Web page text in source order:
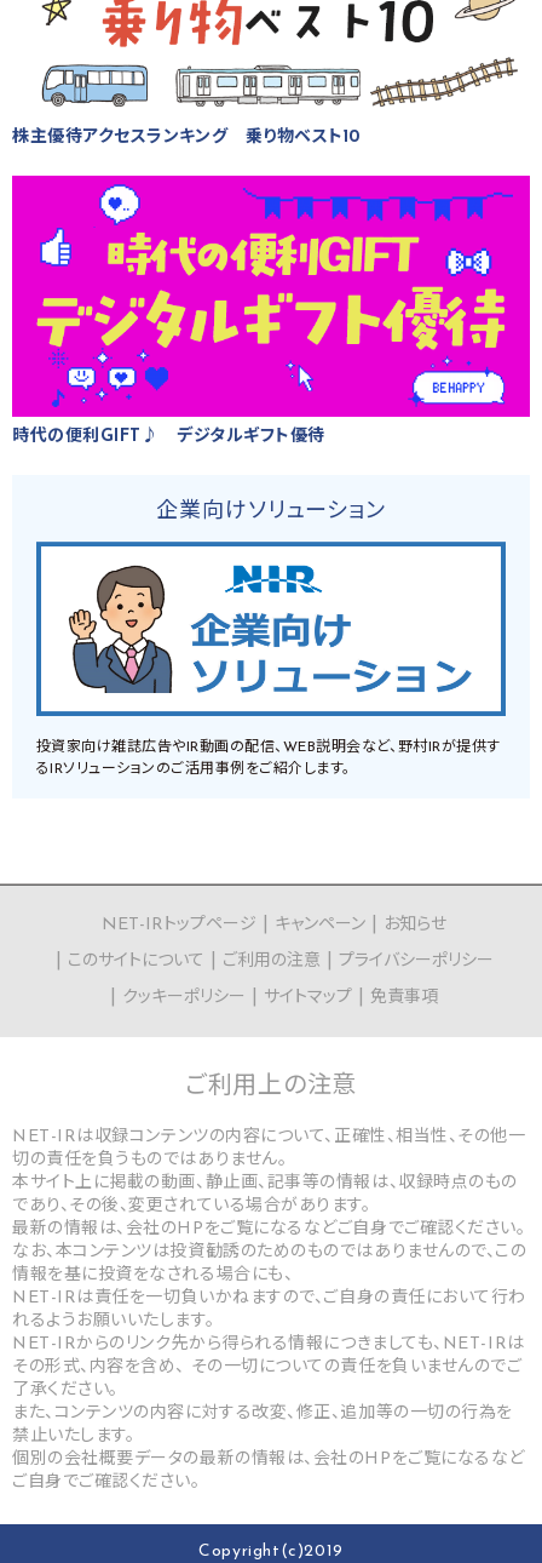
株主優待アクセスランキング 乗り物ベスト10
時代の便利GIFT♪ デジタルギフト優待
企業向けソリューション
投資家向け雑誌広告やIR動画の配信、WEB説明会など、野村IRが提供す
るIRソリューションのご活用事例をご紹介します。
NET-IRトップページ キャンペーン
お知らせ
このサイトについて
ご利用の注意
プライバシーポリシー
クッキーポリシー
サイトマップ 免責事項
ご利用上の注意
NET-IRは収録コンテンツの内容について、正確性、相当性、その他一
切の責任を負うものではありません。
本サイト上に掲載の動画、静止画、記事等の情報は、収録時点のもの
であり、その後、変更されている場合があります。
最新の情報は、会社のHPをご覧になるなどご自身でご確認ください。
なお、本コンテンツは投資勧誘のためのものではありませんので、この
情報を基に投資をなされる場合にも、
NET-IRは責任を一切負いかねますので、ご自身の責任において行わ
れるようお願いいたします。
NET-IRからのリンク先から得られる情報につきましても、NET-IRは
その形式、内容を含め、 その一切についての責任を負いませんのでご
了承ください。
また、コンテンツの内容に対する改変、修正、追加等の一切の行為を
禁止いたします。
個別の会社概要データの最新の情報は、会社のHPをご覧になるなど
ご自身でご確認ください。
Copyright(c)2019